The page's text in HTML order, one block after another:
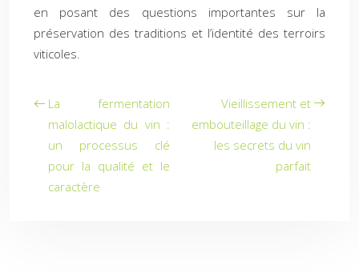
en posant des questions importantes sur la
préservation des traditions et l’identité des terroirs
viticoles.
La fermentation
malolactique du vin :
un processus clé
pour la qualité et le
caractère
Vieillissement et
embouteillage du vin :
les secrets du vin
parfait